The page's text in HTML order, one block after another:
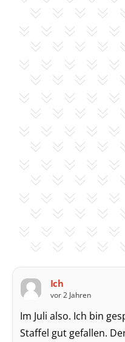
Ich
vor 2 Jahren
Im Juli also. Ich bin
Staffel gut gefallen.